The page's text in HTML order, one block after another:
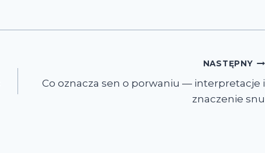
NASTĘPNY
Co oznacza sen o porwaniu — interpretacje i
znaczenie snu